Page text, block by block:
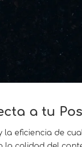
a tu
eficiencia de